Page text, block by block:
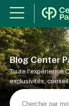
Blog Center
Toute l'expérience
exclusivités,